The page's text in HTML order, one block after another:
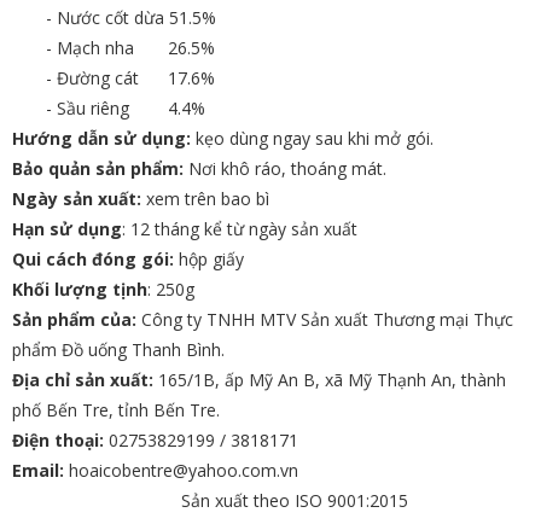
- Nước cốt dừa 51.5%
- Mạch nha 26.5%
- Đường cát 17.6%
- Sầu riêng 4.4%
Hướng dẫn sử dụng: kẹo dùng ngay sau khi mở gói.
Bảo quản sản phẩm: Nơi khô ráo, thoáng mát.
Ngày sản xuất: xem trên bao bì
Hạn sử dụng: 12 tháng kể từ ngày sản xuất
Qui cách đóng gói: hộp giấy
Khối lượng tịnh: 250g
Sản phẩm của: Công ty TNHH MTV Sản xuất Thương mại Thực
phẩm Đồ uống Thanh Bình.
Địa chỉ sản xuất: 165/1B, ấp Mỹ An B, xã Mỹ Thạnh An, thành
phố Bến Tre, tỉnh Bến Tre.
Điện thoại: 02753829199 / 3818171
Email: hoaicobentre@yahoo.com.vn
Sản xuất theo ISO 9001:2015